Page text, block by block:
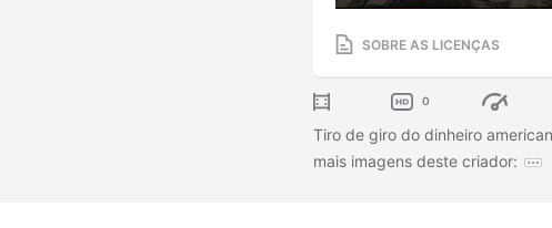
SOBRE AS LICENÇAS
0
Tiro de giro do dinheiro
mais imagens deste criador: